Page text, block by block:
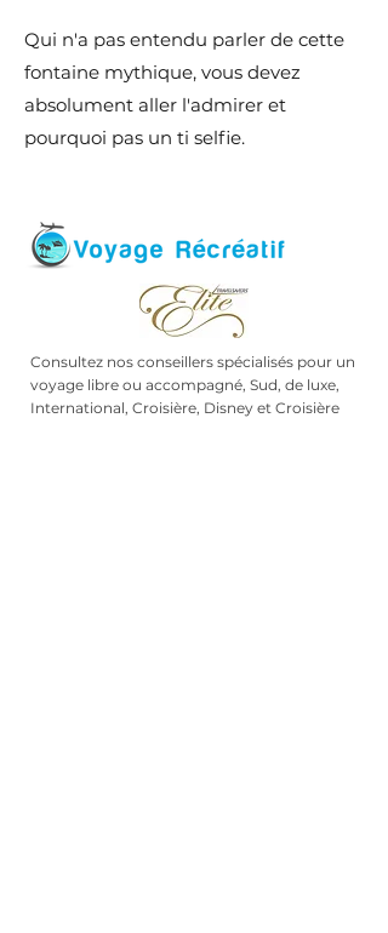
Qui n'a pas entendu parler de cette
fontaine mythique, vous devez
absolument aller l'admirer et
pourquoi pas un ti selfie.
Consultez nos conseillers spécialisés pour un
voyage libre ou accompagné, Sud, de luxe,
International, Croisière, Disney et Croisière